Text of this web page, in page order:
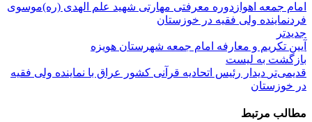
امام جمعه اهواز دوره معرفتی مهارتی شهید علم الهدی (ره)موسوی
فردنماینده ولی فقیه در خوزستان
جدیدتر
آیین تکریم و معارفه امام جمعه شهرستان هویزه
بازگشت به لیست
قدیمی‌تر دیدار رئیس اتحادیه قرآنی کشور عراق با نماینده ولی فقیه
در خوزستان
مطالب مرتبط